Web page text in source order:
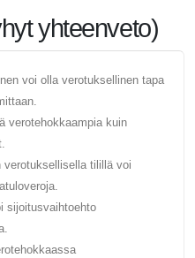
yhteenveto)
voi olla verotuksellinen tapa
verotehokkaampia kuin
verotuksellisella tilillä voi
sijoitusvaihtoehto